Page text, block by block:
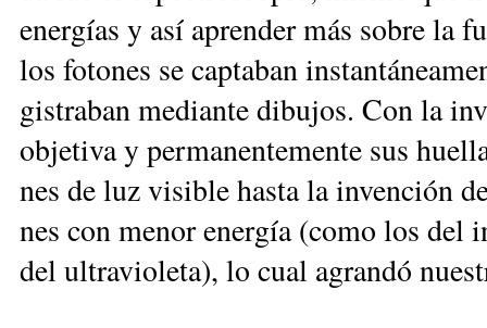
ener­gías y así apren­der más so­bre la
los fo­to­nes se cap­ta­ban
gis­tra­ban me­dian­te di­bu­jos. Con la
ob­je­ti­va y per­ma­nen­te­men­te sus
nes de luz vi­si­ble has­ta la in­ven­ción
nes con me­nor ener­gía (co­mo los
del ul­tra­vio­le­ta), lo cual agran­dó